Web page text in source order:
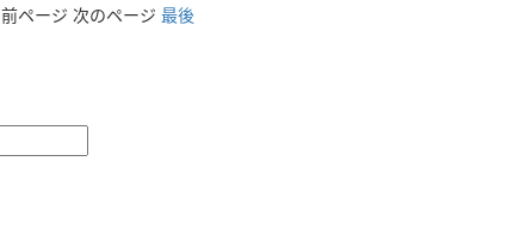
前ページ 次のページ最後